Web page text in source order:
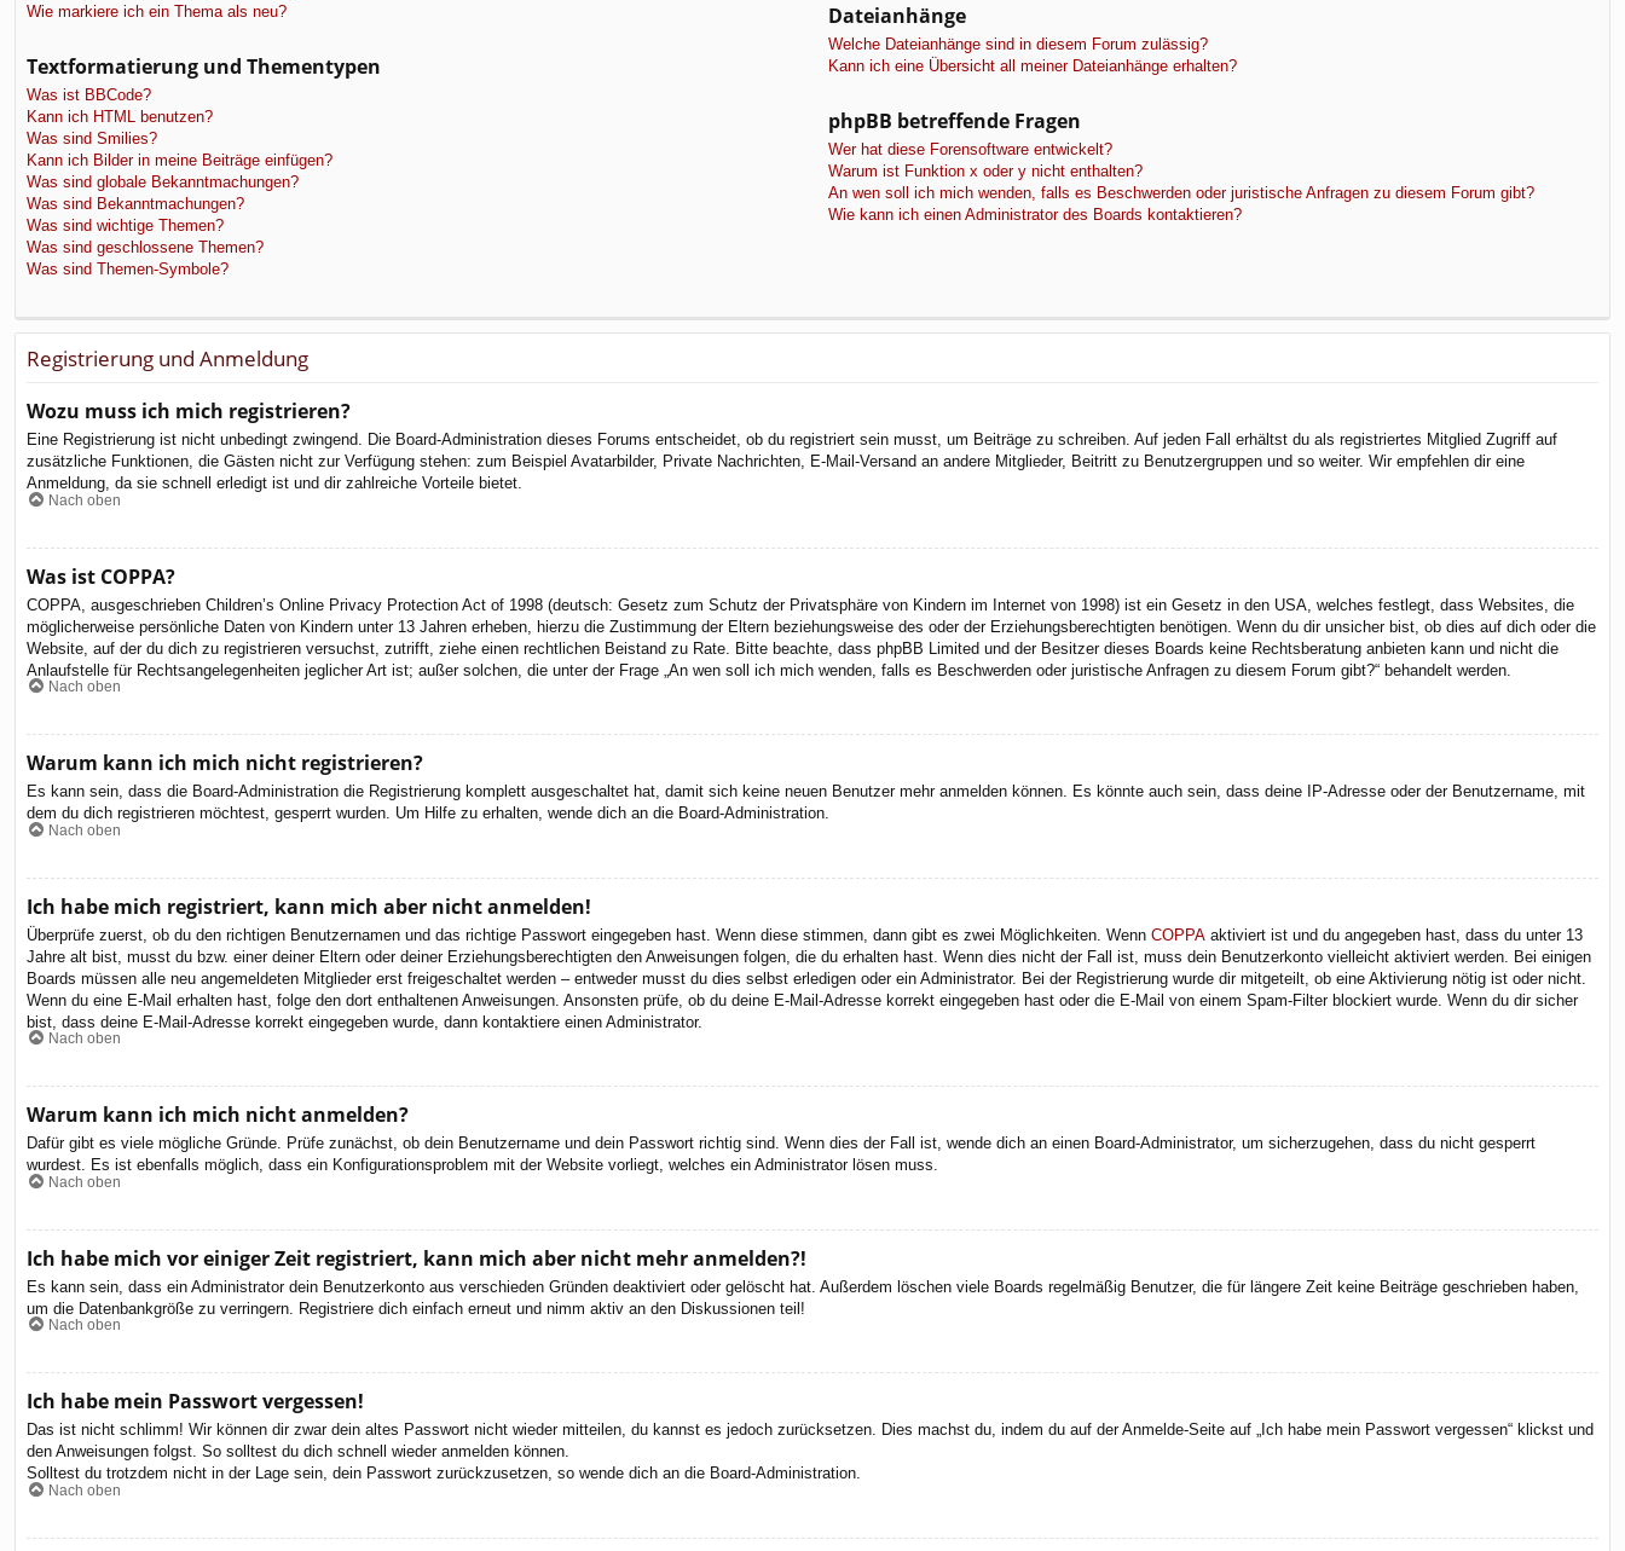
Wie markiere ich ein Thema als neu?
Textformatierung und Thementypen
Was ist BBCode?
Kann ich HTML benutzen?
Was sind Smilies?
Kann ich Bilder in meine Beiträge einfügen?
Was sind globale Bekanntmachungen?
Was sind Bekanntmachungen?
Was sind wichtige Themen?
Was sind geschlossene Themen?
Was sind Themen-Symbole?
Dateianhänge
Welche Dateianhänge sind in diesem Forum zulässig?
Kann ich eine Übersicht all meiner Dateianhänge erhalten?
phpBB betreffende Fragen
Wer hat diese Forensoftware entwickelt?
Warum ist Funktion x oder y nicht enthalten?
An wen soll ich mich wenden, falls es Beschwerden oder juristische Anfragen zu diesem Forum gibt?
Wie kann ich einen Administrator des Boards kontaktieren?
Registrierung und Anmeldung
Wozu muss ich mich registrieren?
Eine Registrierung ist nicht unbedingt zwingend. Die Board-Administration dieses Forums entscheidet, ob du registriert sein musst, um Beiträge zu schreiben. Auf jeden Fall erhältst du als registriertes Mitglied Zugriff auf
zusätzliche Funktionen, die Gästen nicht zur Verfügung stehen: zum Beispiel Avatarbilder, Private Nachrichten, E-Mail-Versand an andere Mitglieder, Beitritt zu Benutzergruppen und so weiter. Wir empfehlen dir eine
Anmeldung, da sie schnell erledigt ist und dir zahlreiche Vorteile bietet.
Nach oben
Was ist COPPA?
COPPA, ausgeschrieben Children’s Online Privacy Protection Act of 1998 (deutsch: Gesetz zum Schutz der Privatsphäre von Kindern im Internet von 1998) ist ein Gesetz in den USA, welches festlegt, dass Websites, die
möglicherweise persönliche Daten von Kindern unter 13 Jahren erheben, hierzu die Zustimmung der Eltern beziehungsweise des oder der Erziehungsberechtigten benötigen. Wenn du dir unsicher bist, ob dies auf dich oder die
Website, auf der du dich zu registrieren versuchst, zutrifft, ziehe einen rechtlichen Beistand zu Rate. Bitte beachte, dass phpBB Limited und der Besitzer dieses Boards keine Rechtsberatung anbieten kann und nicht die
Anlaufstelle für Rechtsangelegenheiten jeglicher Art ist; außer solchen, die unter der Frage „An wen soll ich mich wenden, falls es Beschwerden oder juristische Anfragen zu diesem Forum gibt?“ behandelt werden.
Nach oben
Warum kann ich mich nicht registrieren?
Es kann sein, dass die Board-Administration die Registrierung komplett ausgeschaltet hat, damit sich keine neuen Benutzer mehr anmelden können. Es könnte auch sein, dass deine IP-Adresse oder der Benutzername, mit
dem du dich registrieren möchtest, gesperrt wurden. Um Hilfe zu erhalten, wende dich an die Board-Administration.
Nach oben
Ich habe mich registriert, kann mich aber nicht anmelden!
Überprüfe zuerst, ob du den richtigen Benutzernamen und das richtige Passwort eingegeben hast. Wenn diese stimmen, dann gibt es zwei Möglichkeiten. Wenn COPPA aktiviert ist und du angegeben hast, dass du unter 13
Jahre alt bist, musst du bzw. einer deiner Eltern oder deiner Erziehungsberechtigten den Anweisungen folgen, die du erhalten hast. Wenn dies nicht der Fall ist, muss dein Benutzerkonto vielleicht aktiviert werden. Bei einigen
Boards müssen alle neu angemeldeten Mitglieder erst freigeschaltet werden – entweder musst du dies selbst erledigen oder ein Administrator. Bei der Registrierung wurde dir mitgeteilt, ob eine Aktivierung nötig ist oder nicht.
Wenn du eine E-Mail erhalten hast, folge den dort enthaltenen Anweisungen. Ansonsten prüfe, ob du deine E-Mail-Adresse korrekt eingegeben hast oder die E-Mail von einem Spam-Filter blockiert wurde. Wenn du dir sicher
bist, dass deine E-Mail-Adresse korrekt eingegeben wurde, dann kontaktiere einen Administrator.
Nach oben
Warum kann ich mich nicht anmelden?
Dafür gibt es viele mögliche Gründe. Prüfe zunächst, ob dein Benutzername und dein Passwort richtig sind. Wenn dies der Fall ist, wende dich an einen Board-Administrator, um sicherzugehen, dass du nicht gesperrt
wurdest. Es ist ebenfalls möglich, dass ein Konfigurationsproblem mit der Website vorliegt, welches ein Administrator lösen muss.
Nach oben
Ich habe mich vor einiger Zeit registriert, kann mich aber nicht mehr anmelden?!
Es kann sein, dass ein Administrator dein Benutzerkonto aus verschieden Gründen deaktiviert oder gelöscht hat. Außerdem löschen viele Boards regelmäßig Benutzer, die für längere Zeit keine Beiträge geschrieben haben,
um die Datenbankgröße zu verringern. Registriere dich einfach erneut und nimm aktiv an den Diskussionen teil!
Nach oben
Ich habe mein Passwort vergessen!
Das ist nicht schlimm! Wir können dir zwar dein altes Passwort nicht wieder mitteilen, du kannst es jedoch zurücksetzen. Dies machst du, indem du auf der Anmelde-Seite auf „Ich habe mein Passwort vergessen“ klickst und
den Anweisungen folgst. So solltest du dich schnell wieder anmelden können.
Solltest du trotzdem nicht in der Lage sein, dein Passwort zurückzusetzen, so wende dich an die Board-Administration.
Nach oben